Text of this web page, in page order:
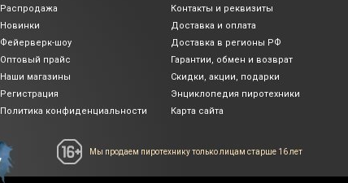
Распродажа
Новинки
Фейерверк-шоу
Оптовый прайс
Наши магазины
Регистрация
Политика конфиденциальности
Контакты и реквизиты
Доставка и оплата
Доставка в регионы РФ
Гарантии, обмен и возврат
Скидки, акции, подарки
Энциклопедия пиротехники
Карта сайта
Мы продаем пиротехнику только лицам старше 16 лет